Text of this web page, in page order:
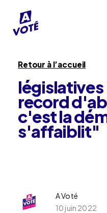
Retour à l’accueil
législatives
record
c'est la
s'affaiblit"
A Voté
10 juin 2022